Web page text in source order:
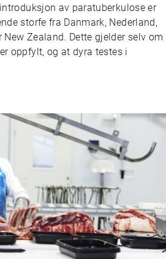
av paratuberkulose er
storfe fra Danmark, Nederland,
New Zealand. Dette gjelder selv om
oppfylt, og at dyra testes i